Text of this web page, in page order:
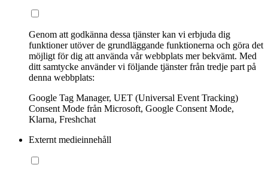
Genom att godkänna dessa tjänster kan vi erbjuda dig
funktioner utöver de grundläggande funktionerna och göra det
möjligt för dig att använda vår webbplats mer bekvämt. Med
ditt samtycke använder vi följande tjänster från tredje part på
denna webbplats:
Google Tag Manager, UET (Universal Event Tracking)
Consent Mode från Microsoft, Google Consent Mode,
Klarna, Freshchat
Externt medieinnehåll